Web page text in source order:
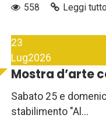
558
Leggi
23
Lug2026
Mostra d’arte
Sabato 25 e
stabilimento "Al...